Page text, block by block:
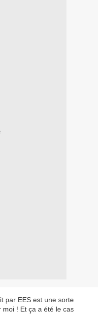
par EES est une sorte
moi ! Et ça a été le cas